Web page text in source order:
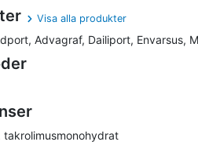
Visa alla produkter
Advagraf, Dailiport, Envarsus,
takrolimusmonohydrat